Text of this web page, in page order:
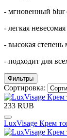
- мгновенный blur
- легкая невесомая
- высокая степень
- подходит для
Фильтры
Сортировка:
233 RUB
LuxVisage Крем